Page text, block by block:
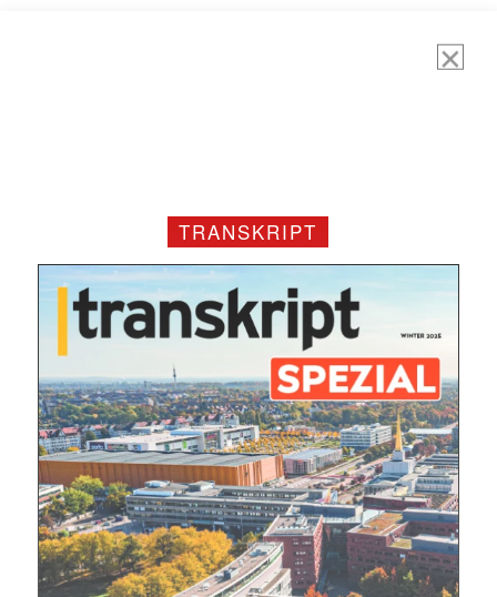
Mit dem |transkript-Newsletter
jede Woche aktuell informiert.
E-
Mail
(erforderlich)
TRANSKRIPT